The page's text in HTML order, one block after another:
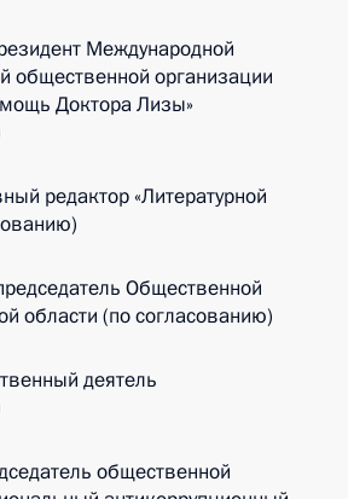
Международной
общественной организации
Доктора Лизы»
редактор «Литературной
Общественной
области (по согласованию)
деятель
общественной